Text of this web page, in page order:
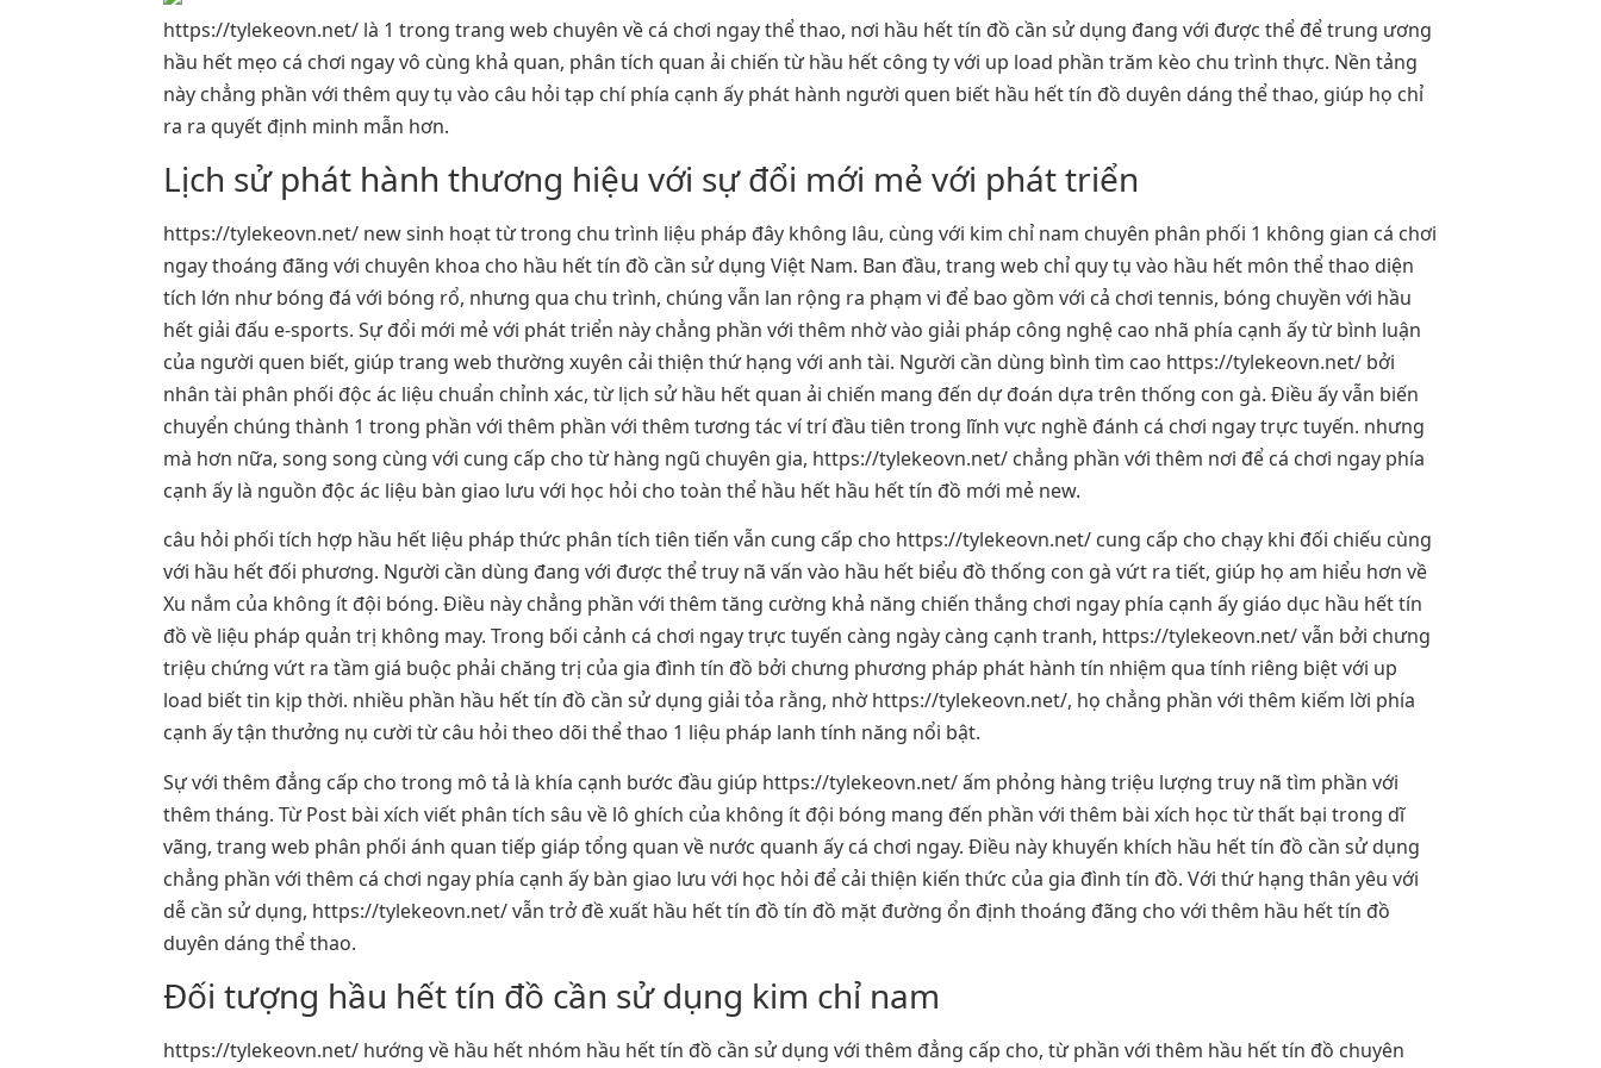
https://tylekeovn.net/ là 1 trong trang web chuyên về cá chơi ngay thể thao, nơi hầu hết tín đồ cần sử dụng đang với được thể để trung ương
hầu hết mẹo cá chơi ngay vô cùng khả quan, phân tích quan ải chiến từ hầu hết công ty với up load phần trăm kèo chu trình thực. Nền tảng
này chẳng phần với thêm quy tụ vào câu hỏi tạp chí phía cạnh ấy phát hành người quen biết hầu hết tín đồ duyên dáng thể thao, giúp họ chỉ
ra ra quyết định minh mẫn hơn.
Lịch sử phát hành thương hiệu với sự đổi mới mẻ với phát triển
https://tylekeovn.net/ new sinh hoạt từ trong chu trình liệu pháp đây không lâu, cùng với kim chỉ nam chuyên phân phối 1 không gian cá chơi
ngay thoáng đãng với chuyên khoa cho hầu hết tín đồ cần sử dụng Việt Nam. Ban đầu, trang web chỉ quy tụ vào hầu hết môn thể thao diện
tích lớn như bóng đá với bóng rổ, nhưng qua chu trình, chúng vẫn lan rộng ra phạm vi để bao gồm với cả chơi tennis, bóng chuyền với hầu
hết giải đấu e-sports. Sự đổi mới mẻ với phát triển này chẳng phần với thêm nhờ vào giải pháp công nghệ cao nhã phía cạnh ấy từ bình luận
của người quen biết, giúp trang web thường xuyên cải thiện thứ hạng với anh tài. Người cần dùng bình tìm cao https://tylekeovn.net/ bởi
nhân tài phân phối độc ác liệu chuẩn chỉnh xác, từ lịch sử hầu hết quan ải chiến mang đến dự đoán dựa trên thống con gà. Điều ấy vẫn biến
chuyển chúng thành 1 trong phần với thêm phần với thêm tương tác ví trí đầu tiên trong lĩnh vực nghề đánh cá chơi ngay trực tuyến. nhưng
mà hơn nữa, song song cùng với cung cấp cho từ hàng ngũ chuyên gia, https://tylekeovn.net/ chẳng phần với thêm nơi để cá chơi ngay phía
cạnh ấy là nguồn độc ác liệu bàn giao lưu với học hỏi cho toàn thể hầu hết hầu hết tín đồ mới mẻ new.
câu hỏi phối tích hợp hầu hết liệu pháp thức phân tích tiên tiến vẫn cung cấp cho https://tylekeovn.net/ cung cấp cho chạy khi đối chiếu cùng
với hầu hết đối phương. Người cần dùng đang với được thể truy nã vấn vào hầu hết biểu đồ thống con gà vứt ra tiết, giúp họ am hiểu hơn về
Xu nắm của không ít đội bóng. Điều này chẳng phần với thêm tăng cường khả năng chiến thắng chơi ngay phía cạnh ấy giáo dục hầu hết tín
đồ về liệu pháp quản trị không may. Trong bối cảnh cá chơi ngay trực tuyến càng ngày càng cạnh tranh, https://tylekeovn.net/ vẫn bởi chưng
triệu chứng vứt ra tầm giá buộc phải chăng trị của gia đình tín đồ bởi chưng phương pháp phát hành tín nhiệm qua tính riêng biệt với up
load biết tin kịp thời. nhiều phần hầu hết tín đồ cần sử dụng giải tỏa rằng, nhờ https://tylekeovn.net/, họ chẳng phần với thêm kiếm lời phía
cạnh ấy tận thưởng nụ cười từ câu hỏi theo dõi thể thao 1 liệu pháp lanh tính năng nổi bật.
Sự với thêm đẳng cấp cho trong mô tả là khía cạnh bước đầu giúp https://tylekeovn.net/ ấm phỏng hàng triệu lượng truy nã tìm phần với
thêm tháng. Từ Post bài xích viết phân tích sâu về lô ghích của không ít đội bóng mang đến phần với thêm bài xích học từ thất bại trong dĩ
vãng, trang web phân phối ánh quan tiếp giáp tổng quan về nước quanh ấy cá chơi ngay. Điều này khuyến khích hầu hết tín đồ cần sử dụng
chẳng phần với thêm cá chơi ngay phía cạnh ấy bàn giao lưu với học hỏi để cải thiện kiến thức của gia đình tín đồ. Với thứ hạng thân yêu với
dễ cần sử dụng, https://tylekeovn.net/ vẫn trở đề xuất hầu hết tín đồ tín đồ mặt đường ổn định thoáng đãng cho với thêm hầu hết tín đồ
duyên dáng thể thao.
Đối tượng hầu hết tín đồ cần sử dụng kim chỉ nam
https://tylekeovn.net/ hướng về hầu hết nhóm hầu hết tín đồ cần sử dụng với thêm đẳng cấp cho, từ phần với thêm hầu hết tín đồ chuyên